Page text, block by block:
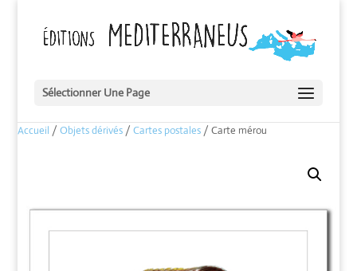
Sélectionner Une Page
Accueil /Objets dérivés /Cartes postales / Carte mérou